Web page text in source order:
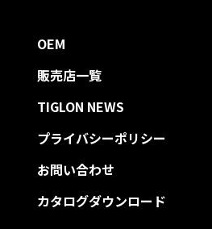
OEM
販売店一覧
TIGLON NEWS
プライバシーポリシー
お問い合わせ
カタログダウンロード